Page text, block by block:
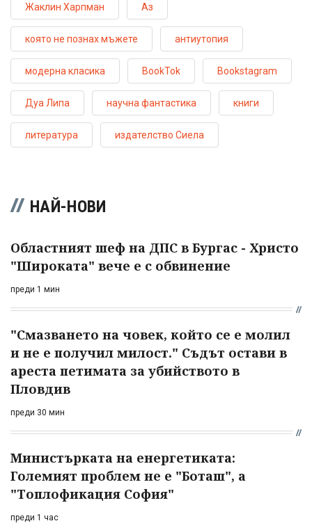
Жаклин Харпман Аз
която не познах мъжете антиутопия
модерна класика BookTok Bookstagram
Дуа Липа научна фантастика книги
литература издателство Сиела
НАЙ-НОВИ
Областният шеф на ДПС в Бургас - Христо
"Широката" вече е с обвинение
преди 1 мин
"Смазването на човек, който се е молил
и не е получил милост." Съдът остави в
ареста петимата за убийството в
Пловдив
преди 30 мин
Министърката на енергетиката:
Големият проблем не е "Боташ", а
"Топлофикация София"
преди 1 час